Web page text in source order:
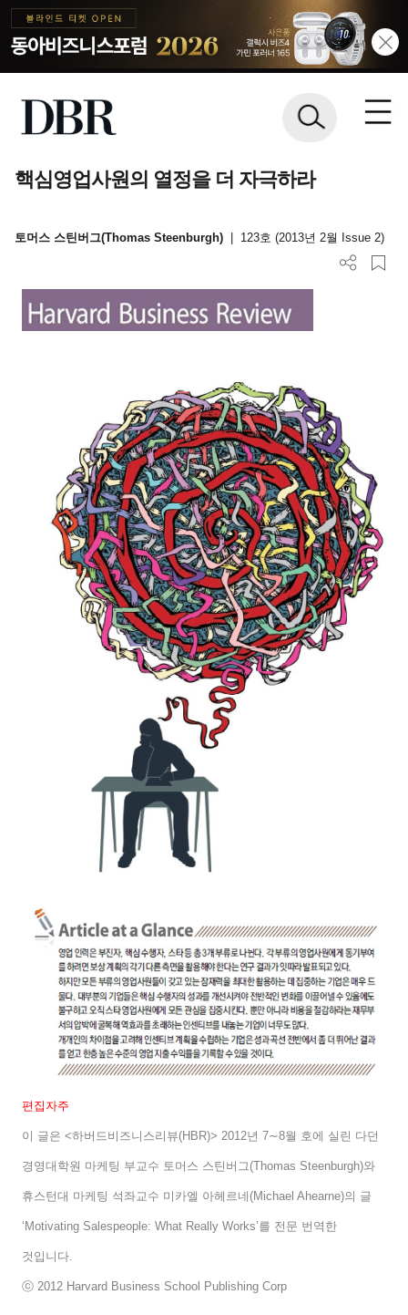
핵심영업사원의 열정을 더 자극하라
토머스 스틴버그(Thomas Steenburgh) 123호 (2013년 2월 Issue 2)
편집자주
이 글은 <하버드비즈니스리뷰(HBR)> 2012년 7∼8월 호에 실린 다던
경영대학원 마케팅 부교수 토머스 스틴버그 (Thomas Steenburgh)와
휴스턴대 마케팅 석좌교수 미카엘 아헤르네 (Michael Ahearne)의 글
‘Motivating Salespeople: What Really Works’를 전문 번역한
것입니다
ⓒ 2012 Harvard Business School Publishing Corp